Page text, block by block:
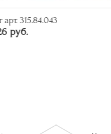
арт. A-B110451
руб.